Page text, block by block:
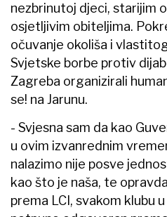
nezbrinutoj djeci, starijim
osjetljivim obiteljima.
očuvanje okoliša i
Svjetske borbe protiv
Zagreba organizirali
se! na Jarunu.
- Svjesna sam da kao
u ovim izvanrednim
nalazimo nije posve
kao što je naša, te
prema LCI, svakom klubu